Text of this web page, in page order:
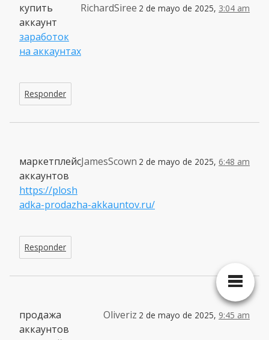
RichardSiree 2 de mayo de 2025, 3:04 am
купить
аккаунт
заработок
на аккаунтах
Responder
JamesScown 2 de mayo de 2025, 6:48 am
маркетплейс
аккаунтов
https://plosh
adka-prodazha-akkauntov.ru/
Responder
Oliveriz 2 de mayo de 2025, 9:45 am
продажа
аккаунтов